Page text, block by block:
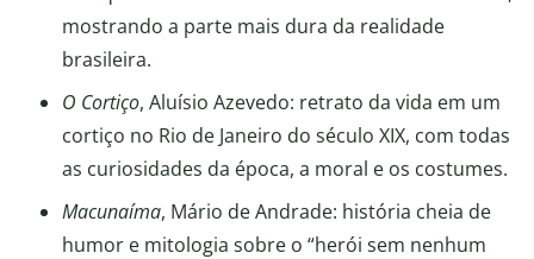
mostrando a parte mais dura da realidade
brasileira.
O Cortiço, Aluísio Azevedo: retrato da vida em um
cortiço no Rio de Janeiro do século XIX, com todas
as curiosidades da época, a moral e os costumes.
Macunaíma, Mário de Andrade: história cheia de
humor e mitologia sobre o “herói sem nenhum